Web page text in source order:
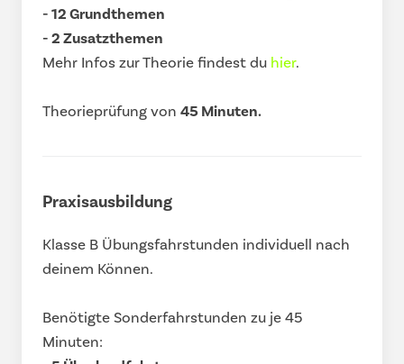
- 12 Grundthemen
- 2 Zusatzthemen
Mehr Infos zur Theorie findest du hier.
Theorieprüfung von45 Minuten.
Praxisausbildung
Klasse B Übungsfahrstunden individuell nach
deinem Können.
Benötigte Sonderfahrstunden zu je 45
Minuten: